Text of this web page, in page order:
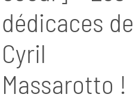
dédicaces de
Cyril
Massarotto !